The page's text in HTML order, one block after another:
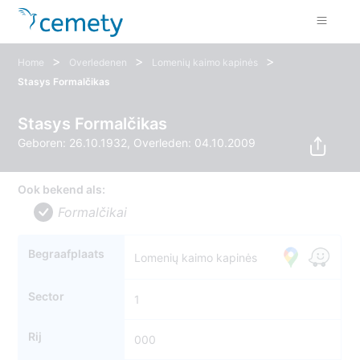
Home > Overledenen > Lomenių kaimo kapinės >
Stasys Formalčikas
Stasys Formalčikas
Geboren: 26.10.1932, Overleden: 04.10.2009
Ook bekend als:
Formalčikai
Begraafplaats Lomenių kaimo kapinės
Sector 1
Rij 000